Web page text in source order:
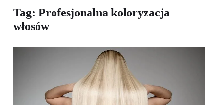
Tag: Profesjonalna koloryzacja
włosów